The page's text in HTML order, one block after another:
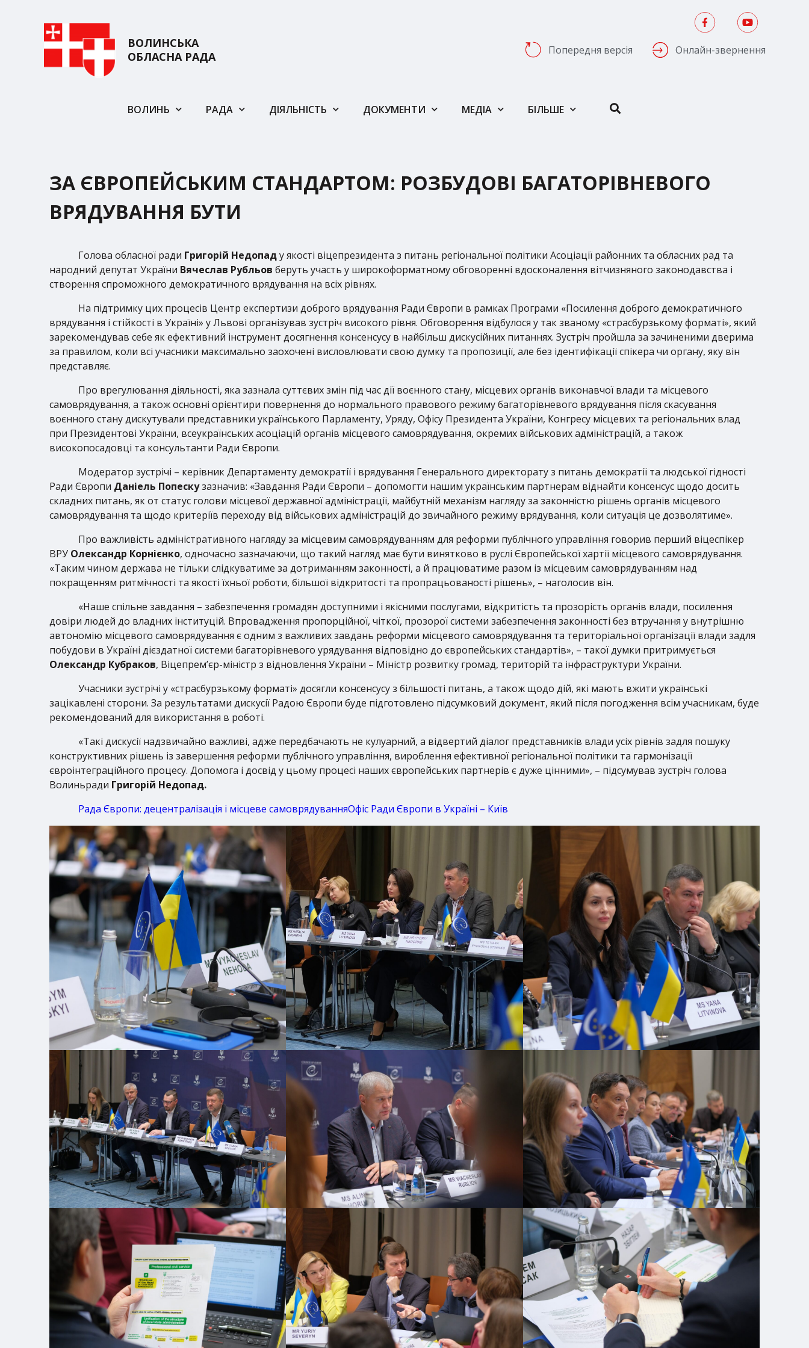
ВОЛИНСЬКА
ОБЛАСНА РАДА
Попередня версія Онлайн-звернення
ВОЛИНЬ РАДА ДІЯЛЬНІСТЬ ДОКУМЕНТИ МЕДІА БІЛЬШЕ
ЗА ЄВРОПЕЙСЬКИМ СТАНДАРТОМ: РОЗБУДОВІ БАГАТОРІВНЕВОГО
ВРЯДУВАННЯ БУТИ
Голова обласної ради Григорій Недопаду якості віцепрезидента з питань регіональної політики Асоціації районних та обласних рад та
народний депутат України Вячеслав Рубльов беруть участь у широкоформатному обговоренні вдосконалення вітчизняного законодавства і
створення спроможного демократичного врядування на всіх рівнях.
На підтримку цих процесів Центр експертизи доброго врядування Ради Європи в рамках Програми «Посилення доброго демократичного
врядування і cтійкості в Україні» у Львові організував зустріч високого рівня. Обговорення відбулося у так званому «страсбурзькому форматі», який
зарекомендував себе як ефективний інструмент досягнення консенсусу в найбільш дискусійних питаннях. Зустріч пройшла за зачиненими дверима
за правилом, коли всі учасники максимально заохочені висловлювати свою думку та пропозиції, але без ідентифікації спікера чи органу, яку він
представляє.
Про врегулювання діяльності, яка зазнала суттєвих змін під час дії воєнного стану, місцевих органів виконавчої влади та місцевого
самоврядування, а також основні орієнтири повернення до нормального правового режиму багаторівневого врядування після скасування
воєнного стану дискутували представники українського Парламенту, Уряду, Офісу Президента України, Конгресу місцевих та регіональних влад
при Президентові України, всеукраїнських асоціацій органів місцевого самоврядування, окремих військових адміністрацій, а також
високопосадовці та консультанти Ради Європи.
Модератор зустрічі – керівник Департаменту демократії і врядування Генерального директорату з питань демократії та людської гідності
Ради Європи Даніель Попескузазначив: «Завдання Ради Європи – допомогти нашим українським партнерам віднайти консенсус щодо досить
складних питань, як от статус голови місцевої державної адміністрації, майбутній механізм нагляду за законністю рішень органів місцевого
самоврядування та щодо критеріїв переходу від військових адміністрацій до звичайного режиму врядування, коли ситуація це дозволятиме».
Про важливість адміністративного нагляду за місцевим самоврядуванням для реформи публічного управління говорив перший віцеспікер
ВРУ Олександр Корнієнко, одночасно зазначаючи, що такий нагляд має бути винятково в руслі Європейської хартії місцевого самоврядування.
«Таким чином держава не тільки слідкуватиме за дотриманням законності, а й працюватиме разом із місцевим самоврядуванням над
покращенням ритмічності та якості їхньої роботи, більшої відкритості та пропрацьованості рішень», – наголосив він.
«Наше спільне завдання – забезпечення громадян доступними і якісними послугами, відкритість та прозорість органів влади, посилення
довіри людей до владних інституцій. Впровадження пропорційної, чіткої, прозорої системи забезпечення законності без втручання у внутрішню
автономію місцевого самоврядування є одним з важливих завдань реформи місцевого самоврядування та територіальної організації влади задля
побудови в Україні дієздатної системи багаторівневого урядування відповідно до європейських стандартів», – такої думки притримується
Олександр Кубраков, Віцепрем’єр-міністр з відновлення України – Міністр розвитку громад, територій та інфраструктури України.
Учасники зустрічі у «страсбурзькому форматі» досягли консенсусу з більшості питань, а також щодо дій, які мають вжити українські
зацікавлені сторони. За результатами дискусії Радою Європи буде підготовлено підсумковий документ, який після погодження всім учасникам, буде
рекомендований для використання в роботі.
«Такі дискусії надзвичайно важливі, адже передбачають не кулуарний, а відвертий діалог представників влади усіх рівнів задля пошуку
конструктивних рішень із завершення реформи публічного управління, вироблення ефективної регіональної політики та гармонізації
євроінтеграційного процесу. Допомога і досвід у цьому процесі наших європейських партнерів є дуже цінними», – підсумував зустріч голова
Волиньради Григорій Недопад.
Рада Європи: децентралізація і місцеве самоврядуванняОфіс Ради Європи в Україні – Київ